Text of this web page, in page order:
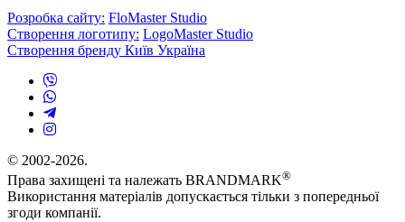
Розробка сайту: FloMaster Studio
Створення логотипу: LogoMaster Studio
Створення бренду Київ Україна
© 2002-2026.
Права захищені та належать BRANDMARK®
Використання матеріалів допускається тільки з попередньої
згоди компанії.